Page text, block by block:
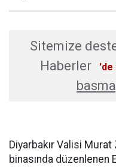
Sitemize
Haberler
'de
Diyarbakır Valisi
binasında düzenlenen